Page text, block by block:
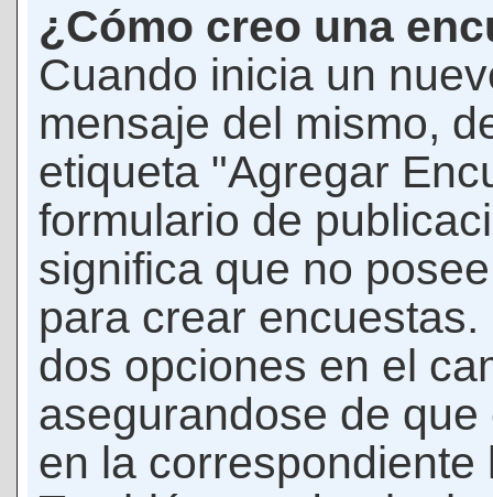
¿Cómo creo una
Cuando inicia un
mensaje del mismo,
etiqueta "Agregar
formulario de
significa que no
para crear
dos opciones en el
asegurandose de
en la